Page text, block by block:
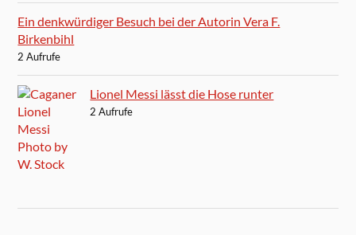
Ein denkwürdiger Besuch bei der Autorin Vera F.
Birkenbihl
2 Aufrufe
Lionel Messi lässt die Hose runter
2 Aufrufe